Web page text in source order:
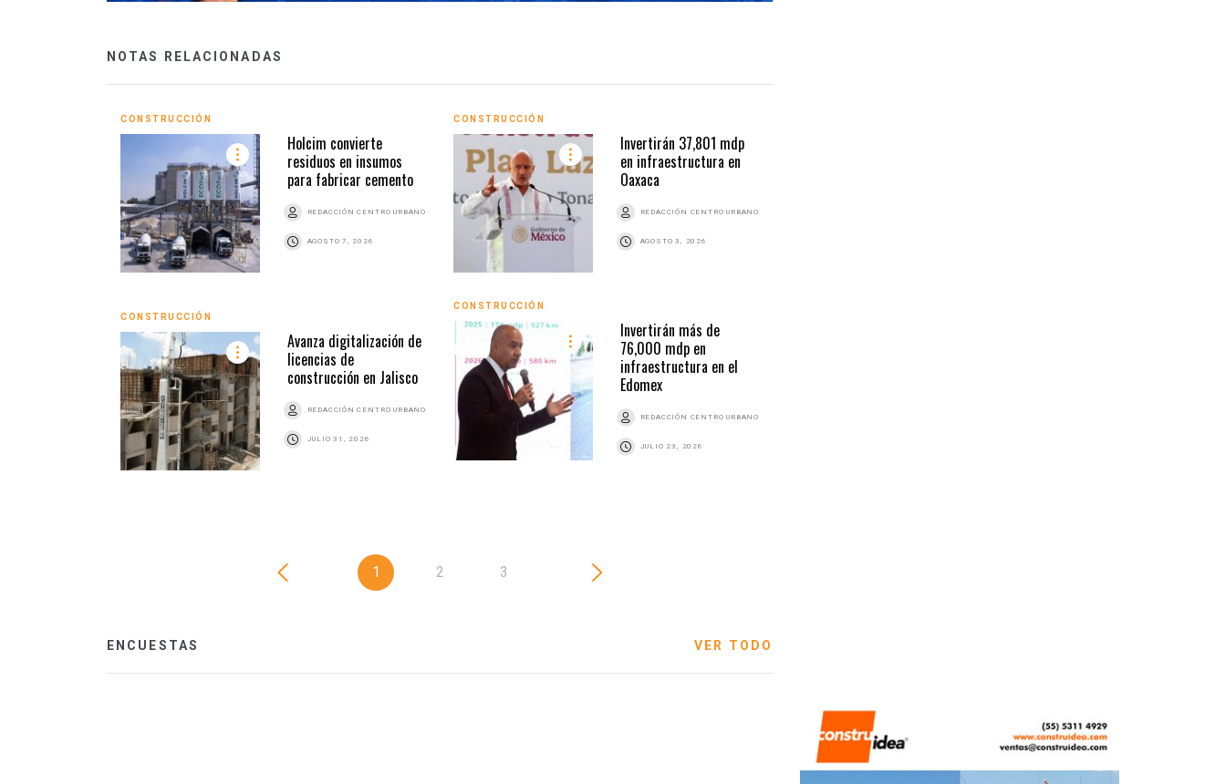
NOTAS RELACIONADAS
CONSTRUCCIÓN
Holcim convierte
residuos en insumos
para fabricar cemento
REDACCIÓN CENTRO URBANO
AGOSTO 7, 2026
CONSTRUCCIÓN
Invertirán 37,801 mdp
en infraestructura en
Oaxaca
REDACCIÓN CENTRO URBANO
AGOSTO 3, 2026
CONSTRUCCIÓN
Avanza digitalización de
licencias de
construcción en Jalisco
REDACCIÓN CENTRO URBANO
JULIO 31, 2026
CONSTRUCCIÓN
Invertirán más de
76,000 mdp en
infraestructura en el
Edomex
REDACCIÓN CENTRO URBANO
JULIO 23, 2026
1 2 3
ENCUESTAS VER TODO